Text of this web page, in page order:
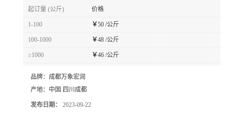
起订量 (公斤) 价格
1-100 ￥50 /公斤
100-1000 ￥48 /公斤
≥1000 ￥46 /公斤
品牌： 成都万象宏润
产地： 中国 四川成都
发布日期： 2023-09-22